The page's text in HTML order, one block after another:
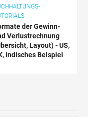
der Gewinn-
Verlustrechnung
Layout) - US,
indisches Beispiel